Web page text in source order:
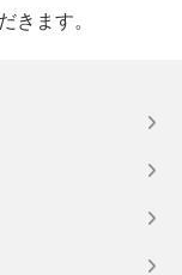
きます。